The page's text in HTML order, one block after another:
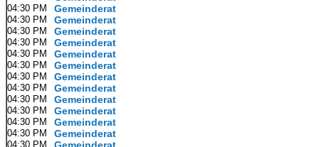
04:30 PM Gemeinderat
04:30 PM Gemeinderat
04:30 PM Gemeinderat
04:30 PM Gemeinderat
04:30 PM Gemeinderat
04:30 PM Gemeinderat
04:30 PM Gemeinderat
04:30 PM Gemeinderat
04:30 PM Gemeinderat
04:30 PM Gemeinderat
04:30 PM Gemeinderat
04:30 PM Gemeinderat
04:30 PM